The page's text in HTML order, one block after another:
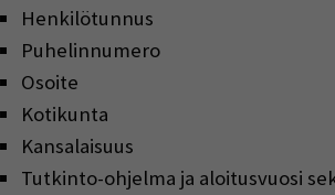
Henkilötunnus
Puhelinnumero
Osoite
Kotikunta
Kansalaisuus
Tutkinto-ohjelma ja aloitusvuosi